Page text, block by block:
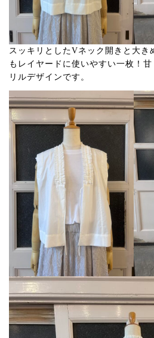
スッキリとしたVネック開きと大き
もレイヤードに使いやすい一枚！
リルデザインです。